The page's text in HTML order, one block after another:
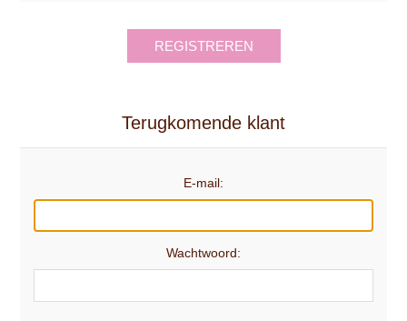
REGISTREREN
Terugkomende klant
E-mail:
Wachtwoord: